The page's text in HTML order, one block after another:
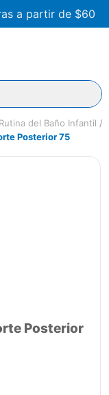
a partir de $60
del Baño Infantil
Posterior 75
Posterior